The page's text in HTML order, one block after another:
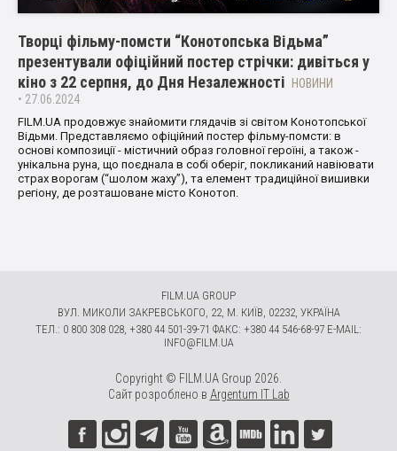
Творці фільму-помсти “Конотопська Відьма”
презентували офіційний постер стрічки: дивіться у
кіно з 22 серпня, до Дня Незалежності НОВИНИ
• 27.06.2024
FILM.UA продовжує знайомити глядачів зі світом Конотопської
Відьми. Представляємо офіційний постер фільму-помсти: в
основі композиції - містичний образ головної героїні, а також -
унікальна руна, що поєднала в собі оберіг, покликаний навіювати
страх ворогам (“шолом жаху”), та елемент традиційної вишивки
регіону, де розташоване місто Конотоп.
FILM.UA GROUP
ВУЛ. МИКОЛИ ЗАКРЕВСЬКОГО, 22, М. КИЇВ, 02232, УКРАЇНА
ТЕЛ.: 0 800 308 028, +380 44 501-39-71 ФАКС: +380 44 546-68-97 E-MAIL:
INFO@FILM.UA
Copyright © FILM.UA Group 2026.
Сайт розроблено в Argentum IT Lab